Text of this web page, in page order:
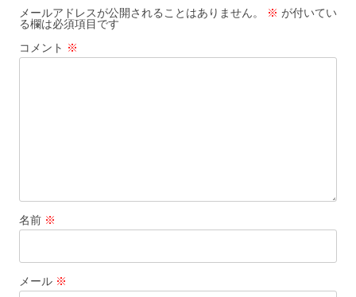
ー
シ
ョ
メールアドレスが公開されることはありません。 ※ が付いてい
る欄は必須項目です
コメント ※
名前 ※
メール ※